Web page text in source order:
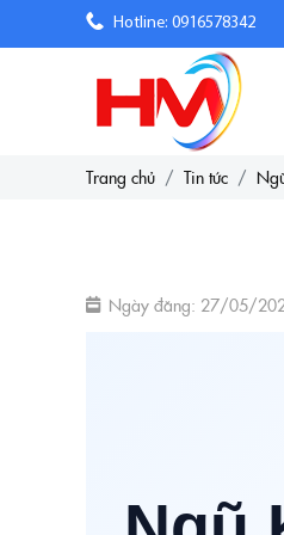
Hotline: 0916578342
Trang chủ Tin tức
Ngày đăng: 27/05/